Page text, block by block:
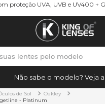
proteção UVA, UVB e UV400 +
lentes pelo modelo
Não sabe o modelo? Veja
de Sol
Oakley
- Platinum
MAIS BUSCADOS